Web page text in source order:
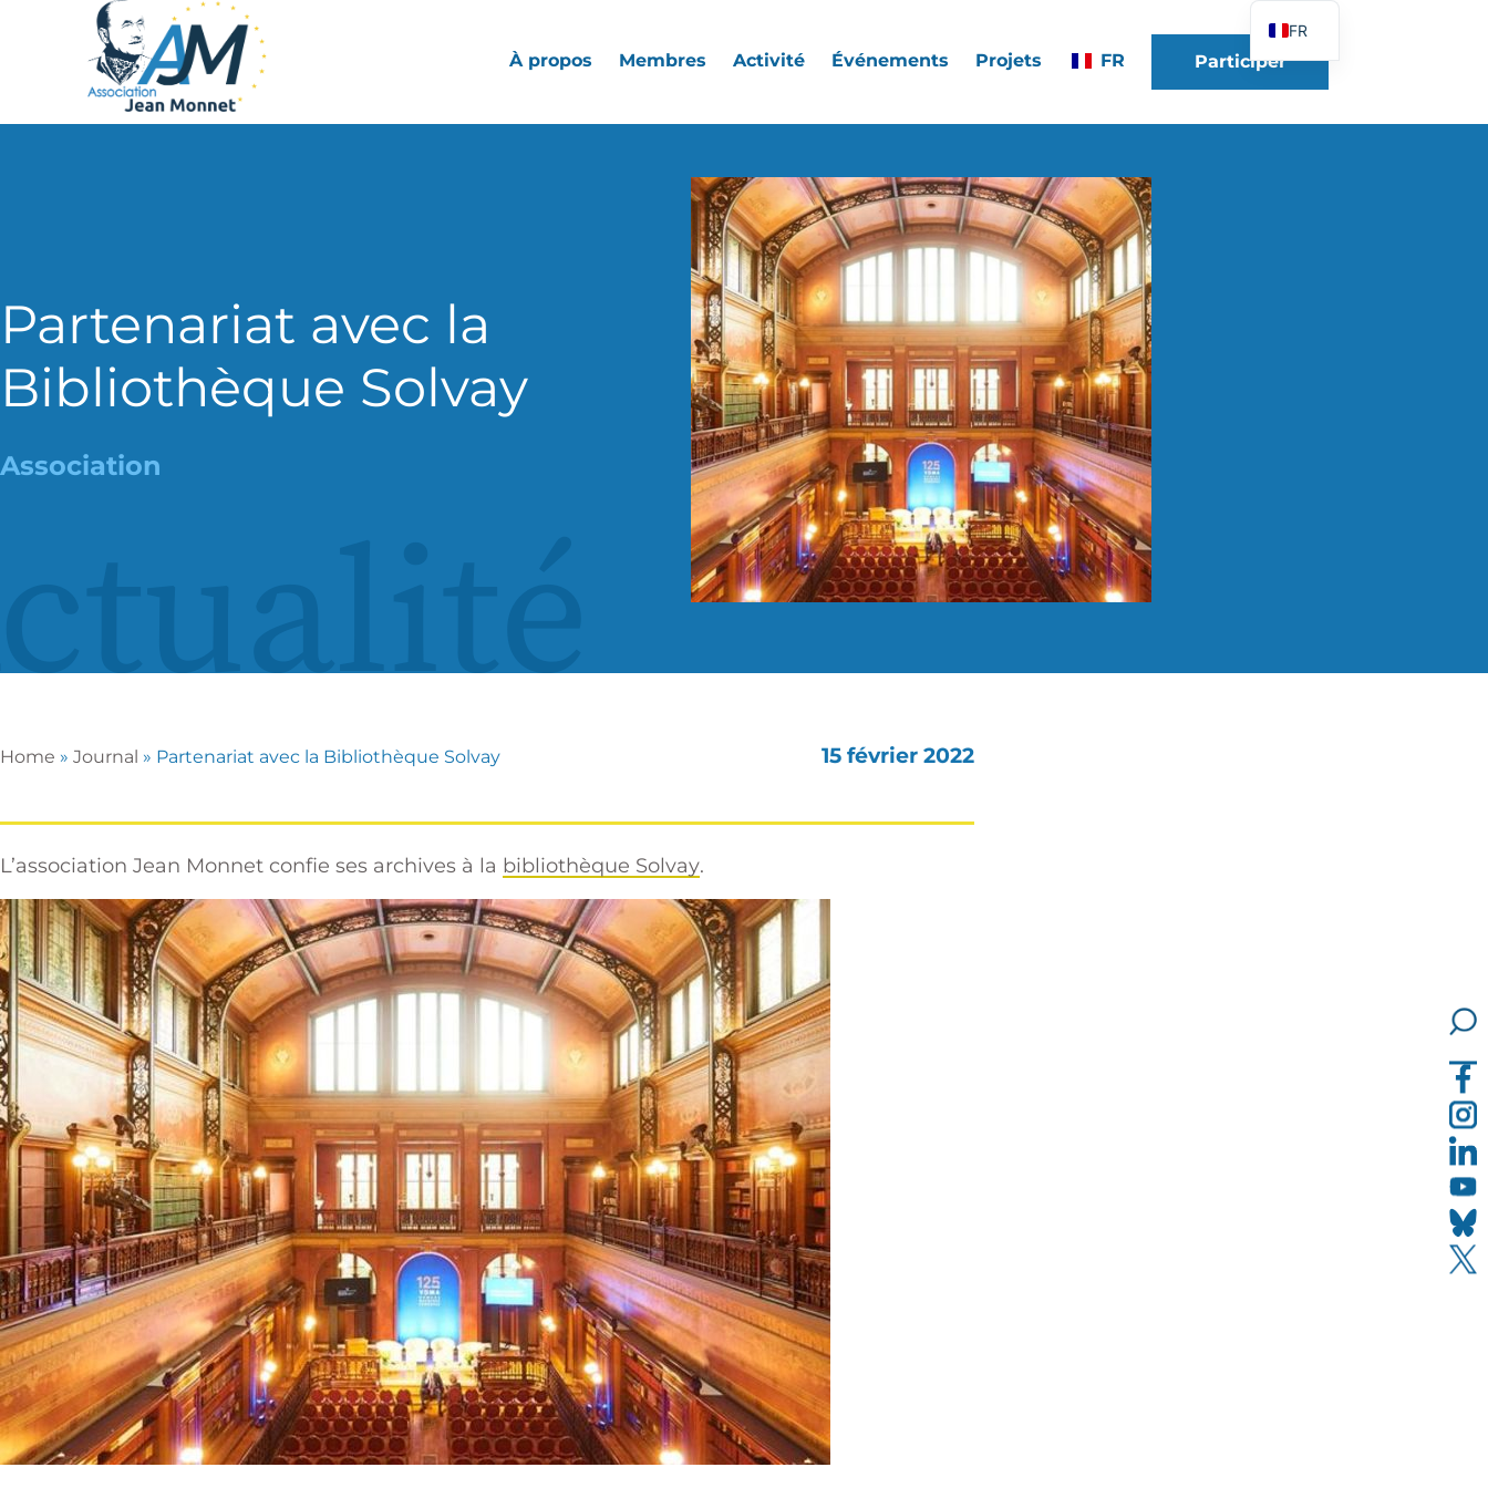
À propos Membres Activité Événements Projets FR Participer
Partenariat avec la
Bibliothèque Solvay
Association
Home » Journal » Partenariat avec la Bibliothèque Solvay 15 février 2022
L’association Jean Monnet confie ses archives à la bibliothèque Solvay.
FR
EN